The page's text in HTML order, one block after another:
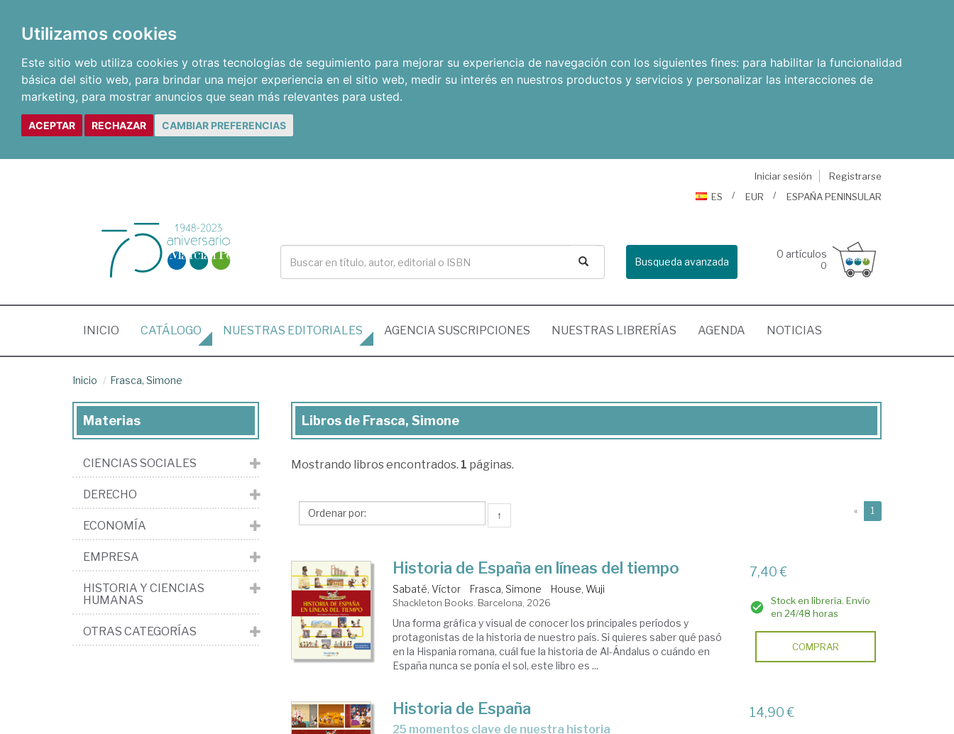
Utilizamos cookies
Este sitio web utiliza cookies y otras tecnologías de seguimiento para mejorar su experiencia de navegación con los siguientes fines: para habilitar la funcionalidad
básica del sitio web, para brindar una mejor experiencia en el sitio web, medir su interés en nuestros productos y servicios y personalizar las interacciones de
marketing, para mostrar anuncios que sean más relevantes para usted.
ACEPTAR RECHAZAR CAMBIAR PREFERENCIAS
Iniciar sesión
Registrarse
ES
EUR ESPAÑA PENINSULAR
Busqueda avanzada
0 artículos
0
INICIO (CURRENT)
CATÁLOGO NUESTRAS EDITORIALES AGENCIA SUSCRIPCIONES NUESTRAS LIBRERÍAS AGENDA NOTICIAS
Inicio Frasca, Simone
Libros
Frasca,
Libros de Frasca, Simone
Mostrando libros encontrados. 1 páginas.
↑ « 1
Historia de España en líneas del tiempo
Sabaté, Víctor Frasca, Simone House, Wuji
Shackleton Books. Barcelona, 2026
Una forma gráfica y visual de conocer los principales períodos y
protagonistas de la historia de nuestro país. Si quieres saber qué pasó
en la Hispania romana, cuál fue la historia de Al-Ándalus o cuándo en
España nunca se ponía el sol, este libro es ...
7,40 €
Stock en librería. Envío
en 24/48 horas
COMPRAR
Historia de España
25 momentos clave de nuestra historia
14,90 €
Materias
CIENCIAS SOCIALES
DERECHO
ECONOMÍA
EMPRESA
HISTORIA Y CIENCIAS
HUMANAS
OTRAS CATEGORÍAS